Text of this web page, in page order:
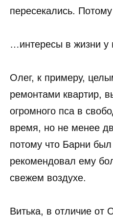
пересекались.
…интересы в жизни у
Олег, к примеру,
ремонтами квартир,
огромного пса в
время, но не менее
потому что Барни
рекомендовал ему
свежем воздухе.
Витька, в отличие от